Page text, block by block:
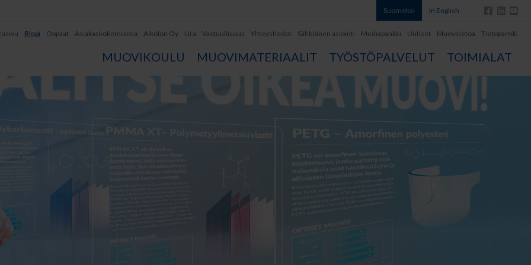
Suomeksi In English
Blogi Oppaat Asiakaskokemuksia Aikolon Oy Ura Vastuullisuus Yhteystiedot Sähköinen asiointi Mediapankki Uutiset Muovitietoa Tietopankki
MUOVIKOULU MUOVIMATERIAALIT TYÖSTÖPALVELUT TOIMIALAT